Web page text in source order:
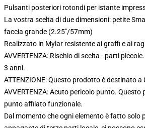
Pulsanti posteriori rotondi per istante
La vostra scelta di due dimensioni: petite
faccia grande (2.25"/57mm)
Realizzato in Mylar resistente ai graffi e ai
AVVERTENZA: Rischio di scelta - parti
3 anni.
ATTENZIONE: Questo prodotto è destinato a
AVVERTENZA: Acuto pericolo punto.
punto affilato funzionale.
Dal momento che ogni elemento è fatto solo